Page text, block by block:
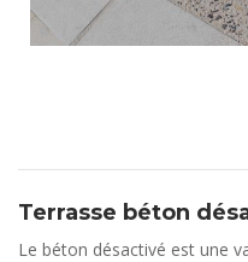
Terrasse béton
Le béton désactivé est une